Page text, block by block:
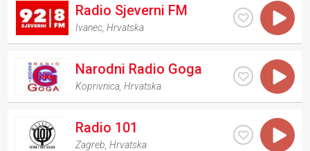
Radio Sjeverni FM
Ivanec ,Hrvatska
Narodni Radio Goga
Koprivnica ,Hrvatska
Radio 101
Zagreb ,Hrvatska